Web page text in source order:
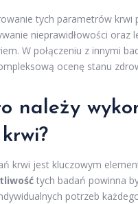
tych parametrów krwi
nieprawidłowości oraz
W połączeniu z innymi
ocenę stanu
należy
krwi jest kluczowym
tych badań powinna
potrzeb